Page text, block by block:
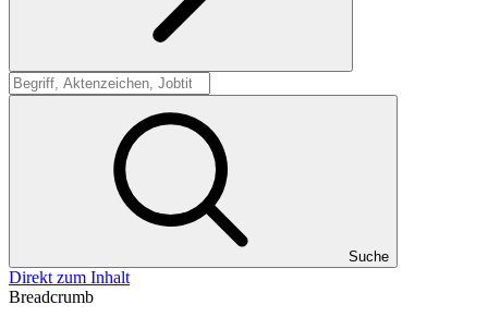
Suche
Suche
Direkt zum Inhalt
Breadcrumb